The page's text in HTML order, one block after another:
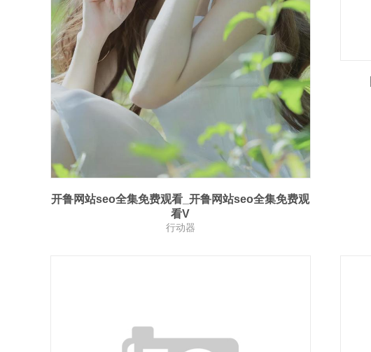
开鲁网站seo全集免费观看_开鲁网站seo全集免费观
看V
行动器